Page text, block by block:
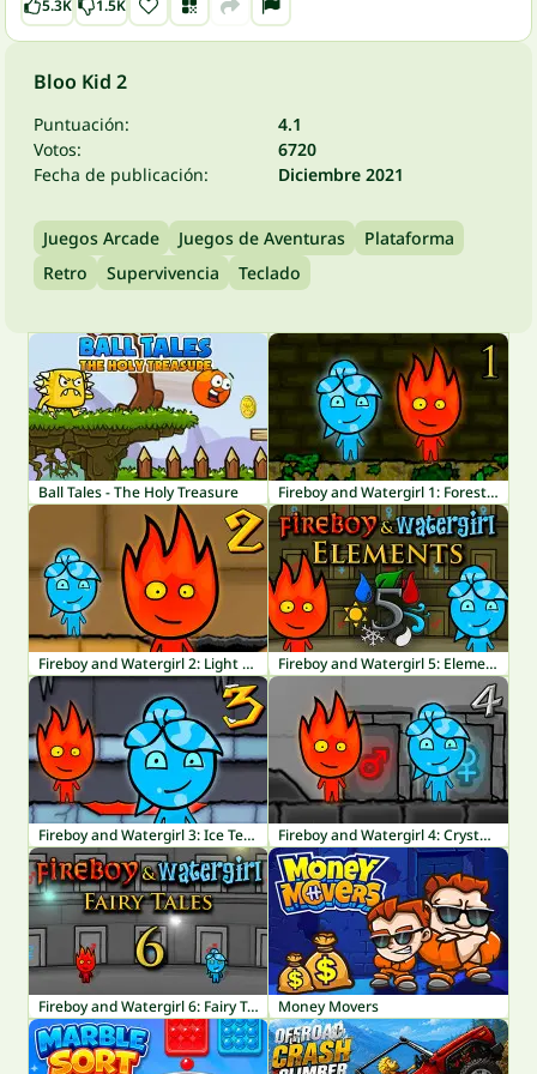
5.3K 1.5K
Bloo Kid 2
Puntuación:
4.1
Votos:
6720
Fecha de publicación:
Diciembre 2021
Juegos Arcade Juegos de Aventuras
Plataforma
Retro
Supervivencia Teclado
Ball Tales - The Holy Treasure Fireboy and Watergirl 1: Forest Temple
Fireboy and Watergirl 2: Light Temple Fireboy and Watergirl 5: Elements
Fireboy and Watergirl 3: Ice Temple Fireboy and Watergirl 4: Crystal Temple
Fireboy and Watergirl 6: Fairy Tales Money Movers